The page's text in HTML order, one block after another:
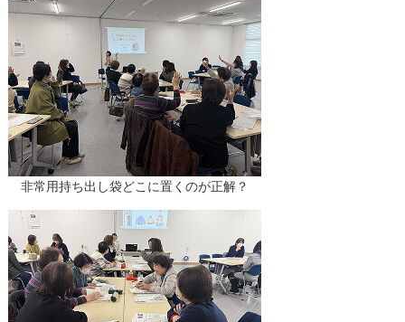
非常用持ち出し袋どこに置くのが正解？